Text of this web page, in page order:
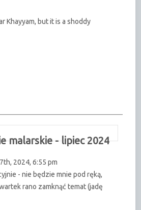
Khayyam, but it is a shoddy
malarskie - lipiec 2024
2024, 6:55 pm
- nie będzie mnie pod ręką,
rano zamknąć temat (jadę